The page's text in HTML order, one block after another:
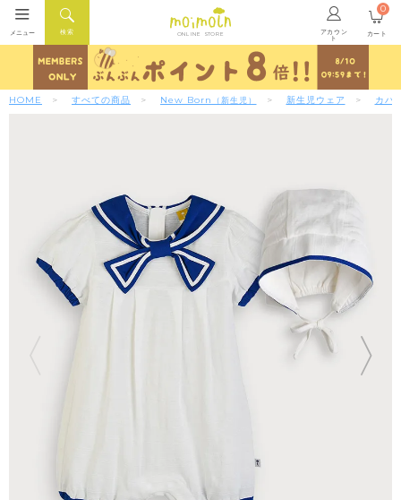
ONLINE STORE アカウン
ト
検索
メニュー カート
0
HOME すべての商品 New Born （新生児） 新生児ウェア カバ